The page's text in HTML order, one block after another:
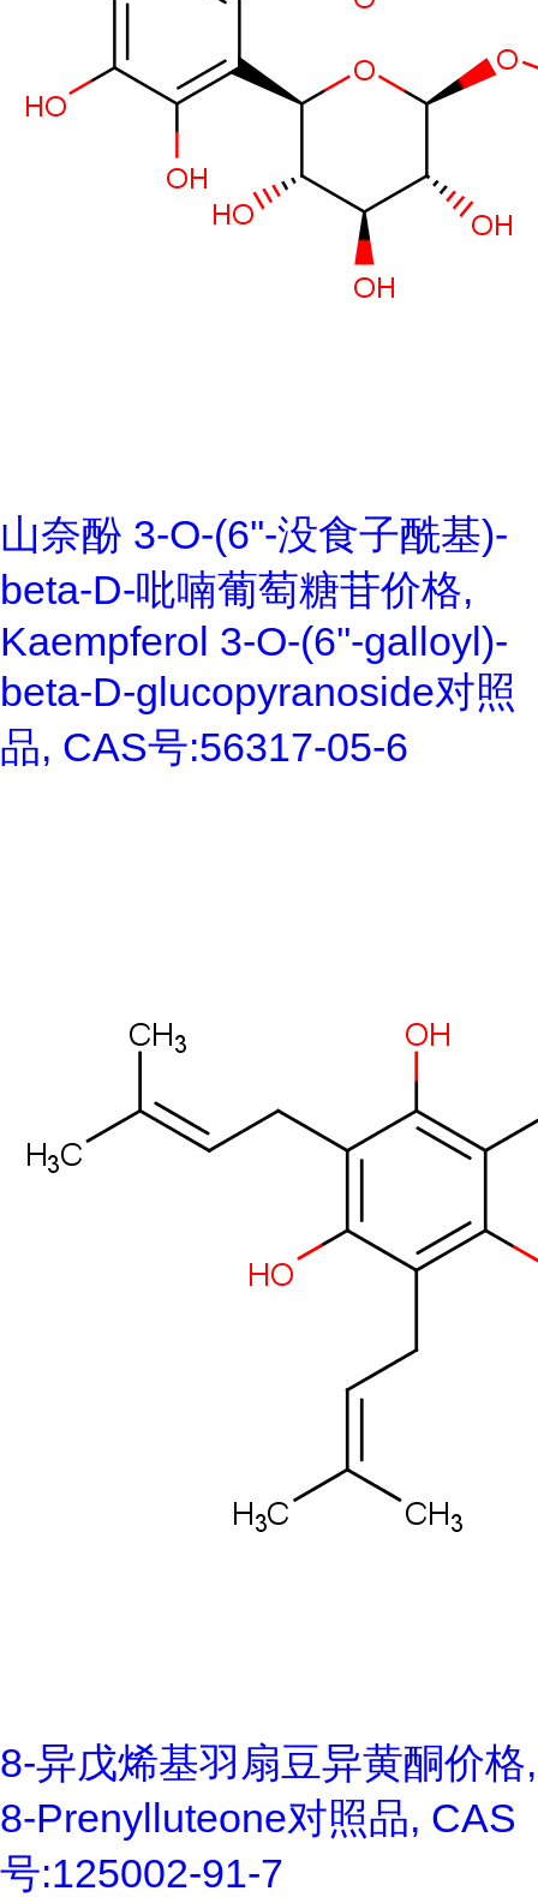
山奈酚 3-O-(6''-没食子酰基)-
beta-D-吡喃葡萄糖苷价格,
Kaempferol 3-O-(6''-galloyl)-
beta-D-glucopyranoside对照
品, CAS号:56317-05-6
8-异戊烯基羽扇豆异黄酮价格,
8-Prenylluteone对照品, CAS
号:125002-91-7